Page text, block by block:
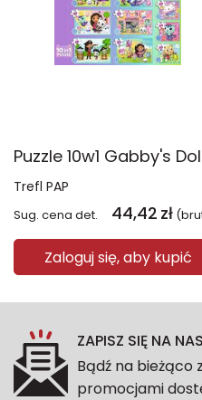
Trefl PAP
Sug. cena det. 44,42 zł
Zaloguj się, aby kupić
ZAPISZ SIĘ NA
Bądź na bieżąco
promocjami